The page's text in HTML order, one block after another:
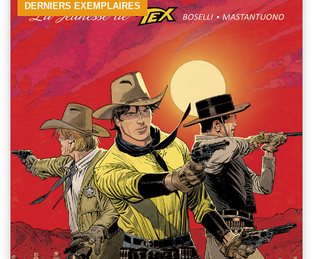
DERNIERS EXEMPLAIRES